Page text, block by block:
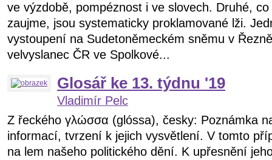
ve výzdobě, pompéznost i ve slovech. Druhé,
zaujme, jsou systematicky proklamované lži.
vystoupení na Sudetoněmeckém sněmu v
velvyslanec ČR ve Spolkové...
Glosář ke 13. týdnu ʹ19
Vladimír Pelc
Z řeckého γλώσσα (glóssa), česky: Poznámka
informací, tvrzení k jejich vysvětlení. V tomto
na lem našeho politického dění. K upřesnění